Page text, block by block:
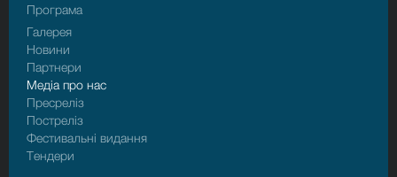
Програма
Галерея
Новини
Партнери
Медіа про нас
Пресрелiз
Пострелiз
Фестивальні видання
Тендери